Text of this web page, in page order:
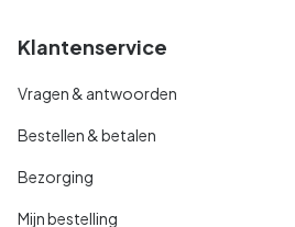
Klantenservice
Vragen & antwoorden
Bestellen & betalen
Bezorging
Mijn bestelling